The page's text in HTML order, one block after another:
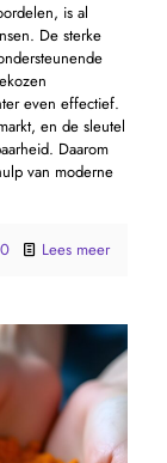
is al
De sterke
even effectief.
en de sleutel
Daarom
van moderne
0 Lees meer